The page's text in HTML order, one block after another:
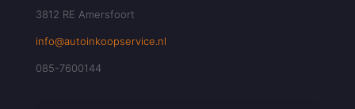
3812 RE Amersfoort
info@autoinkoopservice.nl
085-7600144